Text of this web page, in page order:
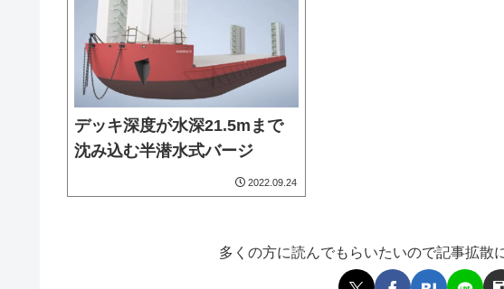
デッキ深度が水深21.5mまで
沈み込む半潜水式バージ
2022.09.24
多くの方に読んでもらいたいので記事拡散